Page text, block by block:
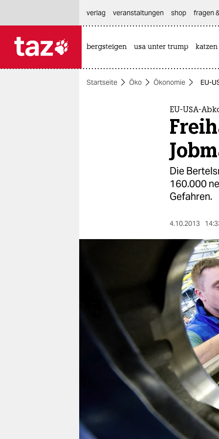
themen
nord
veranstaltungen
shop
fragen & hilfe
unterstützen
verlag
veranstaltungen shop fragen
bergsteigen usa unter trump katzen
Startseite Öko Ökonomie EU-
EU-USA-
Die
160.000
Gefahren.
4.10.2013